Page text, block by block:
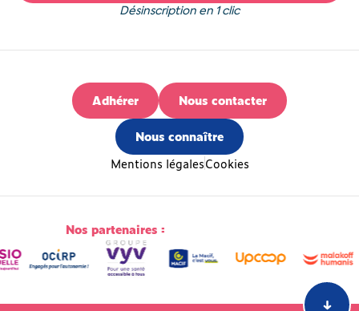
Désinscription en 1 clic
Nos partenaires :
Adhérer Nous contacter
Nous connaître
Mentions légalesCookies